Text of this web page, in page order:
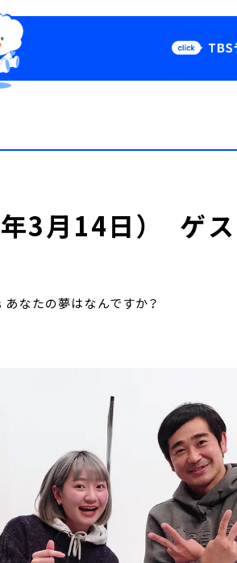
Podcast
3月14日） ゲス
なたの夢はなんですか？